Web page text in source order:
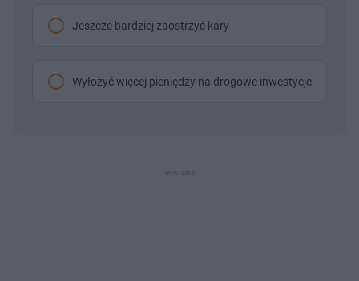
Jeszcze bardziej zaostrzyć kary
Wyłożyć więcej pieniędzy na drogowe inwestycje